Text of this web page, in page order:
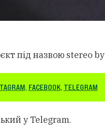
під назвою stereo
, FACEBOOK, TELEGRAM
у Telegram.